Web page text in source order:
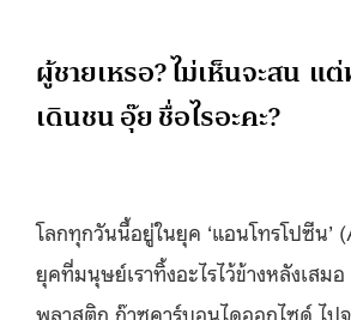
ผู้ชายเหรอ? ไม่เห็นจะสน
เดินชน อุ๊ย ชื่อไรอะคะ?
โลกทุกวันนี้อยู่ในยุค ‘แอนโทรโปซีน’
ยุคที่มนุษย์เราทิ้งอะไรไว้ข้างหลังเสม
พลาสติก ก๊าซคาร์บอนไดออกไซด์ ไป